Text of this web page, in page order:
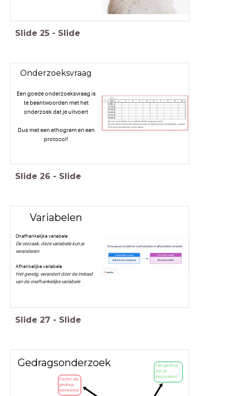
Slide 25 - Slide
Onderzoeksvraag
Een goede onderzoeksvraag is
te beantwoorden met het
onderzoek dat je uitvoert
Dus met een ethogram en een
protocol!
Slide 26 - Slide
Variabelen
Onafhankelijke variabele
De oorzaak, deze variabele kun je
veranderen
Afhankelijke variabele
Het gevolg, verandert door de invloed
van de onafhankelijke variabele
Slide 27 - Slide
Gedragsonderzoek
Factor die
gedrag
beinvloed
Het gedrag
dat je
bestudeert